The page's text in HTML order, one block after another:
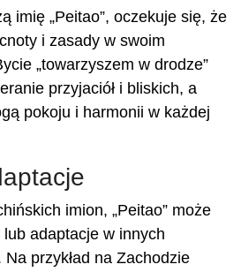
imię „Peitao”, oczekuje się, że
i zasady w swoim
„towarzyszem w drodze”
przyjaciół i bliskich, a
pokoju i harmonii w każdej
imion, „Peitao” może
adaptacje w innych
przykład na Zachodzie